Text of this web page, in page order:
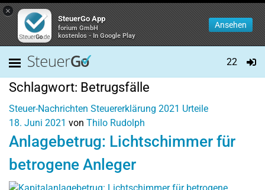
×
SteuerGo App
forium GmbH
kostenlos - In Google Play
Ansehen
22
Schlagwort: Betrugsfälle
Steuer-Nachrichten Steuererklärung 2021 Urteile
18. Juni 2021 von Thilo Rudolph
Anlagebetrug: Lichtschimmer für
betrogene Anleger